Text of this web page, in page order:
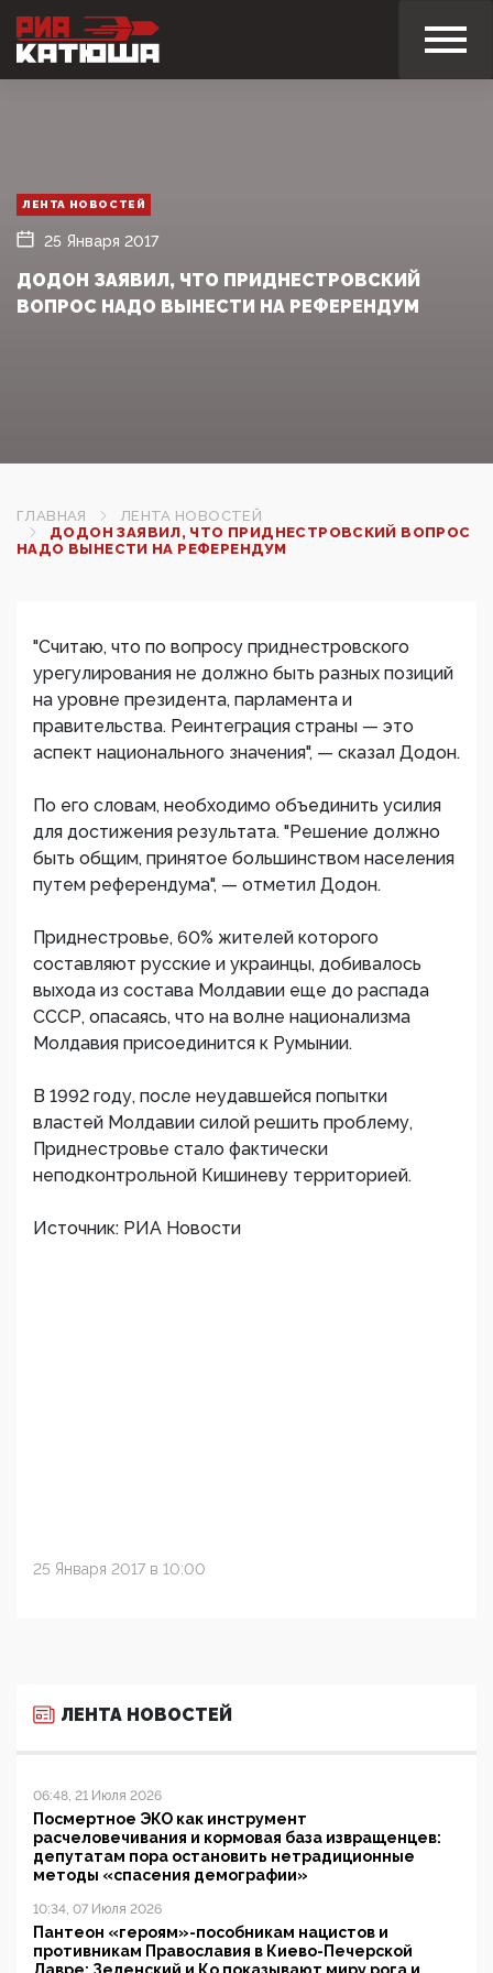
ЛЕНТА НОВОСТЕЙ
25 Января 2017
ДОДОН ЗАЯВИЛ, ЧТО ПРИДНЕСТРОВСКИЙ
ВОПРОС НАДО ВЫНЕСТИ НА РЕФЕРЕНДУМ‍
ГЛАВНАЯ
ЛЕНТА НОВОСТЕЙ
ДОДОН ЗАЯВИЛ, ЧТО ПРИДНЕСТРОВСКИЙ ВОПРОС
НАДО ВЫНЕСТИ НА РЕФЕРЕНДУМ‍
"Считаю, что по вопросу приднестровского
урегулирования не должно быть разных позиций
на уровне президента, парламента и
правительства. Реинтеграция страны — это
аспект национального значения", — сказал Додон.
По его словам, необходимо объединить усилия
для достижения результата. "Решение должно
быть общим, принятое большинством населения
путем референдума", — отметил Додон.
Приднестровье, 60% жителей которого
составляют русские и украинцы, добивалось
выхода из состава Молдавии еще до распада
СССР, опасаясь, что на волне национализма
Молдавия присоединится к Румынии.
В 1992 году, после неудавшейся попытки
властей Молдавии силой решить проблему,
Приднестровье стало фактически
неподконтрольной Кишиневу территорией.
Источник: РИА Новости
25 Января 2017 в 10:00
ЛЕНТА НОВОСТЕЙ
06:48, 21 Июля 2026
Посмертное ЭКО как инструмент
расчеловечивания и кормовая база извращенцев:
депутатам пора остановить нетрадиционные
методы «спасения демографии»
10:34, 07 Июля 2026
Пантеон «героям»-пособникам нацистов и
противникам Православия в Киево-Печерской